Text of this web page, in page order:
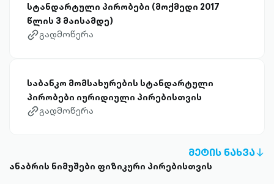
სტანდარტული პირობები (მოქმედი 2017
წლის 3 მაისამდე)
link-diagonal-outlined
გადმოწერა
საბანკო მომსახურების სტანდარტული
პირობები იურიდიული პირებისთვის
link-diagonal-outlined
გადმოწერა
ᲛᲔᲢᲘᲡ ᲜᲐᲮᲕᲐ
ანაბრის ნიმუშები ფიზიკური პირებისთვის